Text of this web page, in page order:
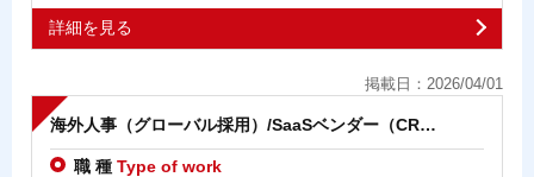
詳細を見る
掲載日：2026/04/01
海外人事（グローバル採用）/SaaSベンダー（CR…
職 種 Type of work